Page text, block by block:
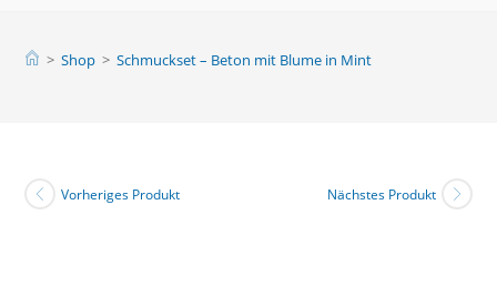
> Shop > Schmuckset – Beton mit Blume in Mint
Vorheriges Produkt Nächstes Produkt